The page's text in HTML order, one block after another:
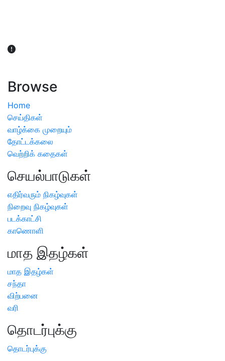
Browse
Home
செய்திகள்
வாழ்க்கை முறையும்
தோட்டக்கலை
வெற்றிக் கதைகள்
செயல்பாடுகள்
எதிர்வரும் நிகழ்வுகள்
நிறைவு நிகழ்வுகள்
படக்காட்சி
காணொளி
மாத இதழ்கள்
மாத இதழ்கள்
சந்தா
விற்பனை
வரி
தொடர்புக்கு
தொடர்புக்கு